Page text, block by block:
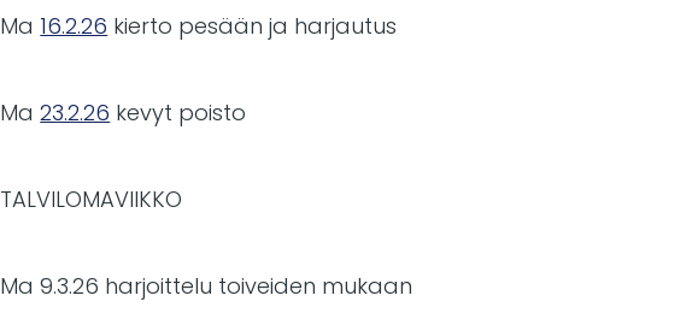
Ma 16.2.26 kierto pesään ja harjautus
Ma23.2.26 kevyt poisto
TALVILOMAVIIKKO
Ma 9.3.26 harjoittelu toiveiden mukaan